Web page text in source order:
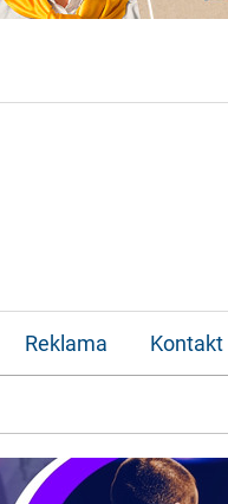
Reklama Kontakt